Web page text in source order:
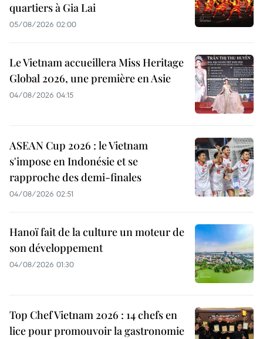
quartiers à Gia Lai
05/08/2026 02:00
Le Vietnam accueillera Miss Heritage
Global 2026, une première en Asie
04/08/2026 04:15
ASEAN Cup 2026 : le Vietnam
s'impose en Indonésie et se
rapproche des demi-finales
04/08/2026 02:51
Hanoï fait de la culture un moteur de
son développement
04/08/2026 01:30
Top Chef Vietnam 2026 : 14 chefs en
lice pour promouvoir la gastronomie